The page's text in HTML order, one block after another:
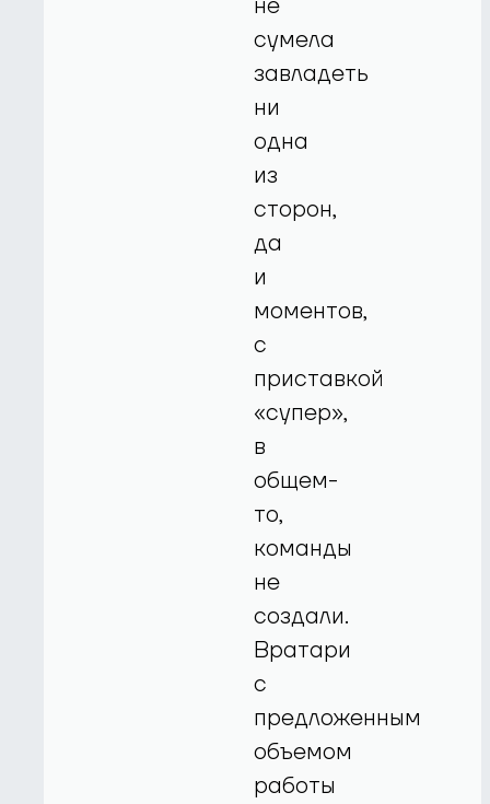
не
сумела
завладеть
ни
одна
из
сторон,
да
и
моментов,
с
приставкой
«супер»,
в
общем-
то,
команды
не
создали.
Вратари
с
предложенным
объемом
работы